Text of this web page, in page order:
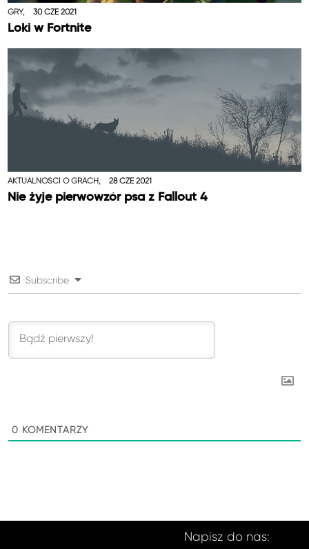
GRY, 30 CZE 2021
Loki w Fortnite
AKTUALNOŚCI O GRACH, 28 CZE 2021
Nie żyje pierwowzór psa z Fallout 4
Subscribe
0 KOMENTARZY
Napisz do nas: